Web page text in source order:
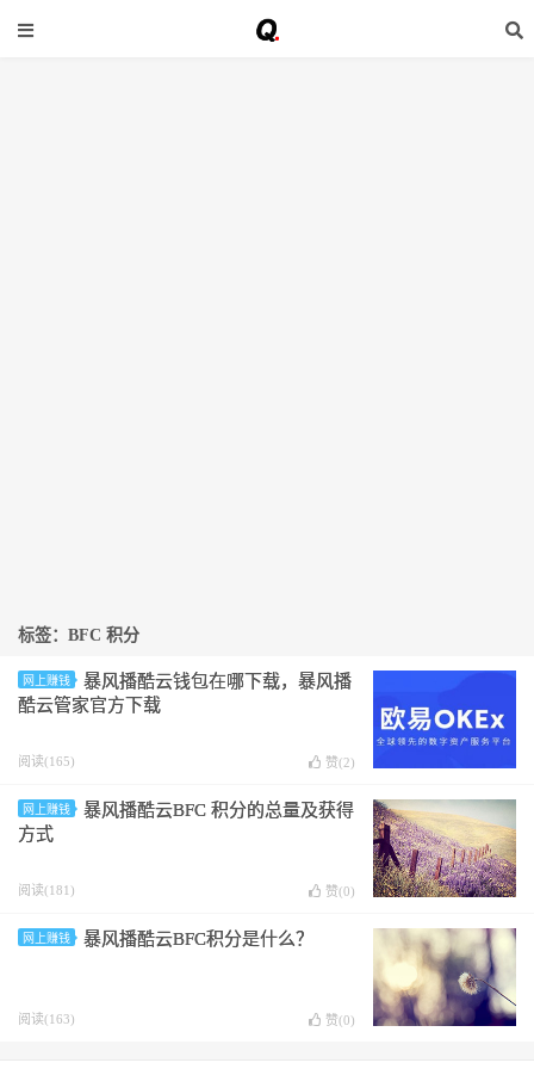
标签：BFC 积分
网上赚钱
暴风播酷云钱包在哪下载，暴风播
酷云管家官方下载
阅读(165) 赞(2)
网上赚钱
暴风播酷云BFC 积分的总量及获得
方式
阅读(181) 赞(0)
网上赚钱 暴风播酷云BFC积分是什么？
阅读(163) 赞(0)